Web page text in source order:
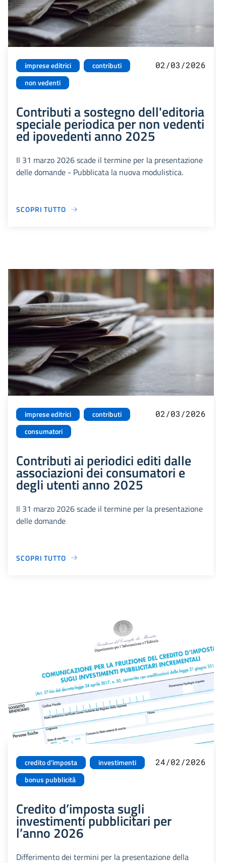
imprese editrici
contributi
non vedenti
02/03/2026
Contributi a sostegno dell'editoria
speciale periodica per non vedenti
ed ipovedenti anno 2025
Il 31 marzo 2026 scade il termine per la presentazione
delle domande - Pubblicata la nuova modulistica.
SCOPRI TUTTO
imprese editrici
contributi
consumatori
02/03/2026
Contributi ai periodici editi dalle
associazioni dei consumatori e
degli utenti anno 2025
Il 31 marzo 2026 scade il termine per la presentazione
delle domande
SCOPRI TUTTO
credito d'imposta
investimenti
bonus pubblicità
24/02/2026
Credito d’imposta sugli
investimenti pubblicitari per
l’anno 2026
Differimento dei termini per la presentazione della